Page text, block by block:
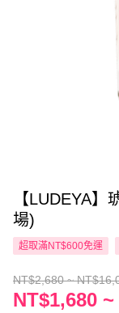
【LUDEYA
場)
超取滿NT$600免運
NT$2,680 ~
NT$1,680